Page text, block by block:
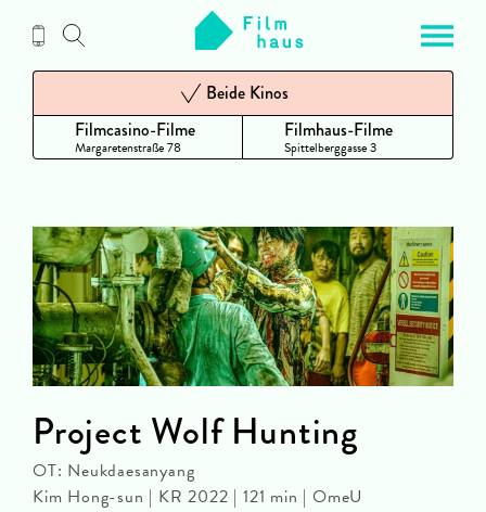
Inhalt
Filmcasino-Filme
Margaretenstraße 78
Beide Kinos
Filmhaus-Filme
Spittelberggasse 3
Project Wolf Hunting
OT: Neukdaesanyang
Kim Hong-sun | KR 2022 | 121 min | OmeU